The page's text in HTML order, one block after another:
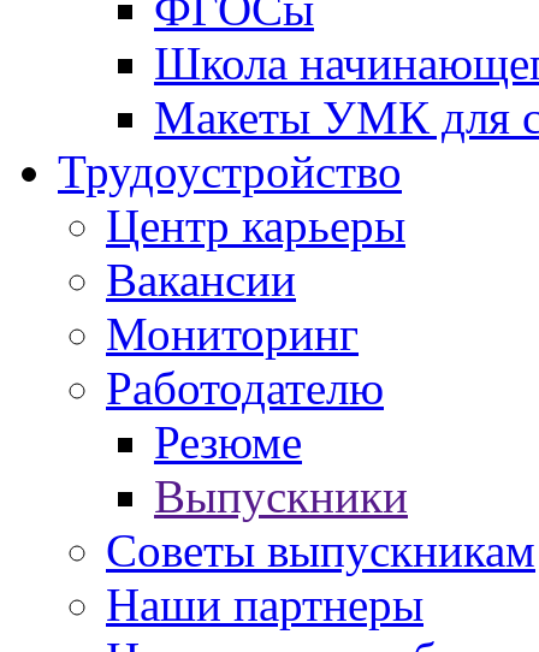
Школа
Макеты УМК для
Трудоустройство
Центр карьеры
Вакансии
Мониторинг
Работодателю
Резюме
Выпускники
Советы выпускникам
Наши партнеры